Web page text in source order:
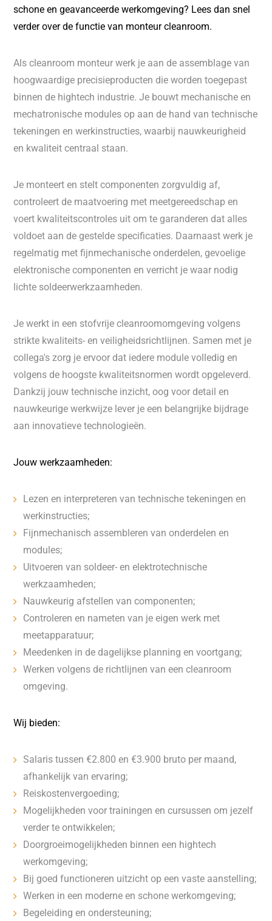
schone en geavanceerde werkomgeving? Lees dan snel
verder over de functie van monteur cleanroom.
Als cleanroom monteur werk je aan de assemblage van
hoogwaardige precisieproducten die worden toegepast
binnen de hightech industrie. Je bouwt mechanische en
mechatronische modules op aan de hand van technische
tekeningen en werkinstructies, waarbij nauwkeurigheid
en kwaliteit centraal staan.
Je monteert en stelt componenten zorgvuldig af,
controleert de maatvoering met meetgereedschap en
voert kwaliteitscontroles uit om te garanderen dat alles
voldoet aan de gestelde specificaties. Daarnaast werk je
regelmatig met fijnmechanische onderdelen, gevoelige
elektronische componenten en verricht je waar nodig
lichte soldeerwerkzaamheden.
Je werkt in een stofvrije cleanroomomgeving volgens
strikte kwaliteits- en veiligheidsrichtlijnen. Samen met je
collega's zorg je ervoor dat iedere module volledig en
volgens de hoogste kwaliteitsnormen wordt opgeleverd.
Dankzij jouw technische inzicht, oog voor detail en
nauwkeurige werkwijze lever je een belangrijke bijdrage
aan innovatieve technologieën.
Jouw werkzaamheden:
Lezen en interpreteren van technische tekeningen en
werkinstructies;
Fijnmechanisch assembleren van onderdelen en
modules;
Uitvoeren van soldeer- en elektrotechnische
werkzaamheden;
Nauwkeurig afstellen van componenten;
Controleren en nameten van je eigen werk met
meetapparatuur;
Meedenken in de dagelijkse planning en voortgang;
Werken volgens de richtlijnen van een cleanroom
omgeving.
Wij bieden:
Salaris tussen €2.800 en €3.900 bruto per maand,
afhankelijk van ervaring;
Reiskostenvergoeding;
Mogelijkheden voor trainingen en cursussen om jezelf
verder te ontwikkelen;
Doorgroeimogelijkheden binnen een hightech
werkomgeving;
Bij goed functioneren uitzicht op een vaste aanstelling;
Werken in een moderne en schone werkomgeving;
Begeleiding en ondersteuning;